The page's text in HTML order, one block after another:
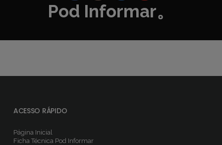
Pod Informar。
ACESSO RÁPIDO
Página Inicial
Ficha Técnica Pod Informar